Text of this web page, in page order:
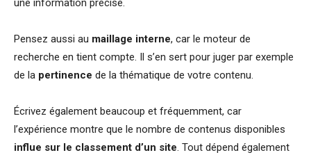
une information précise.
Pensez aussi au maillage interne, car le moteur de
recherche en tient compte. Il s’en sert pour juger par exemple
de la pertinence de la thématique de votre contenu.
Écrivez également beaucoup et fréquemment, car
l’expérience montre que le nombre de contenus disponibles
influe sur le classement d’un site. Tout dépend également